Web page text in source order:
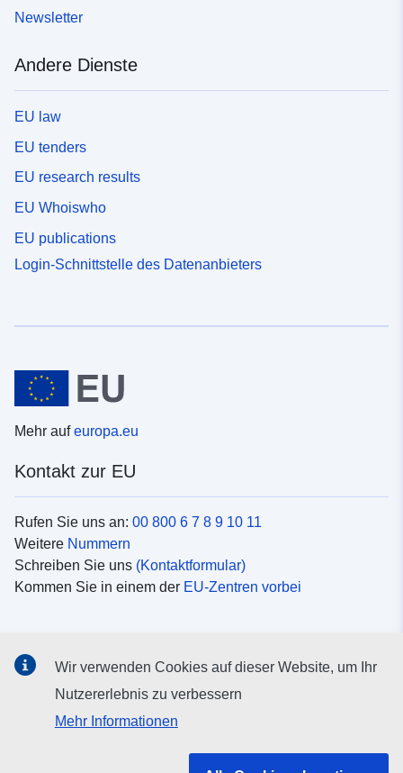
Newsletter
Andere Dienste
EU law
EU tenders
EU research results
EU Whoiswho
EU publications
Login-Schnittstelle des Datenanbieters
Mehr aufeuropa.eu
Kontakt zur EU
Rufen Sie uns an: 00 800 6 7 8 9 10 11
Weitere Nummern
Schreiben Sie uns (Kontaktformular)
Kommen Sie in einem der EU-Zentren vorbei
Suche nach EUSocial-Media-Kanäle
Organe und Einrichtungen der EU
Wir verwenden Cookies auf dieser Website, um Ihr
Nutzererlebnis zu verbessern
Mehr Informationen